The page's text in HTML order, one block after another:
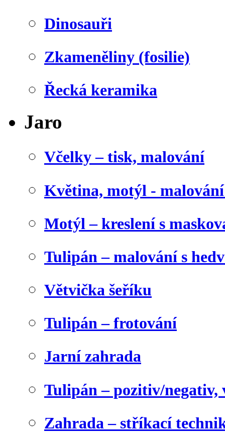
Dinosauři
Zkameněliny (fosilie)
Řecká keramika
Jaro
Včelky – tisk, malování
Květina, motýl -
Motýl – kreslení s
Tulipán – malování s
Větvička šeříku
Tulipán – frotování
Jarní zahrada
Tulipán – pozitiv/negativ,
Zahrada – stříkací